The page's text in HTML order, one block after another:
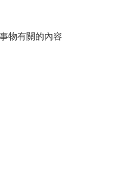
物有關的內容